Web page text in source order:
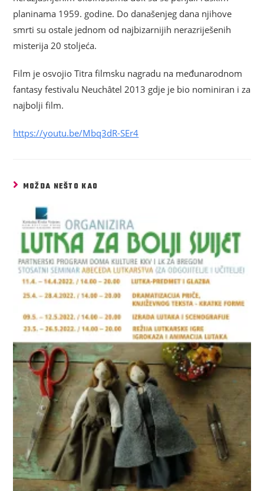
planinama 1959. godine. Do današenjeg dana njihove
smrti su ostale jednom od najbizarnijih nerazriješenih
misterija 20 stoljeća.
Film je osvojio Titra filmsku nagradu na međunarodnom
fantasy festivalu Neuchâtel 2013 gdje je bio nominiran i za
najbolji film.
https://youtu.be/Mbq3dR-SEr4
MOŽDA NEŠTO KAO